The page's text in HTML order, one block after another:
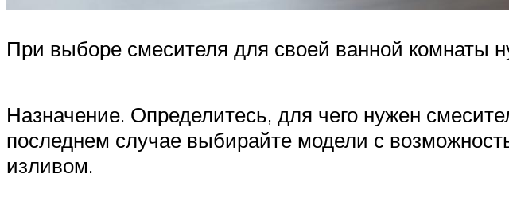
При выборе смесителя для своей ванной комнаты
Назначение. Определитесь, для чего нужен
последнем случае выбирайте модели с
изливом.